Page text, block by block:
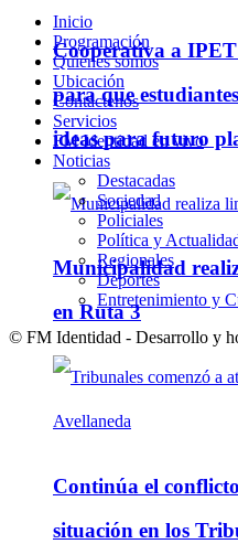
Cooperativa a
para que
ideas para futuro
Municipalidad
en Ruta 3
Continúa el
situación en los
Inicio
Programación
Quienes somos
Ubicación
Contáctenos
Servicios
FM Identidad en vivo
Noticias
Destacadas
Sociedad
Policiales
Política y
Regionales
Deportes
Entretenimiento y
© FM Identidad - Desarrollo y